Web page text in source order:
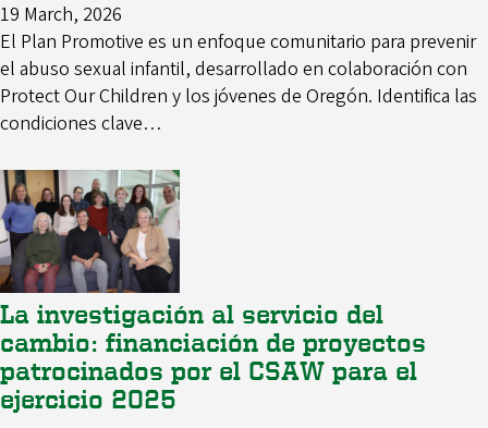
19 March, 2026
El Plan Promotive es un enfoque comunitario para prevenir
el abuso sexual infantil, desarrollado en colaboración con
Protect Our Children y los jóvenes de Oregón. Identifica las
condiciones clave…
La investigación al servicio del
cambio: financiación de proyectos
patrocinados por el CSAW para el
ejercicio 2025